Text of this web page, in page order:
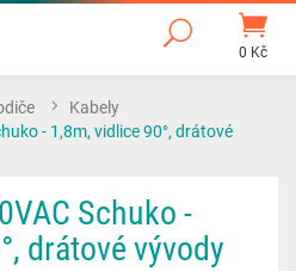
0 Kč
Kabely
- 1,8m, vidlice 90°, drátové
Schuko -
drátové vývody